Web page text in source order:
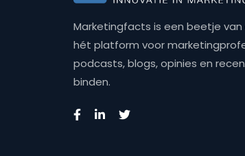
Marketingfacts is een beetje van
hét platform voor
podcasts, blogs, opinies en
binden.